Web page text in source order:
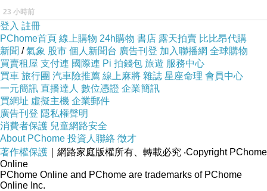
23 小時前
登入 註冊
PChome首頁 線上購物 24h購物 書店 露天拍賣 比比昂代購
新聞 /氣象 股市 個人新聞台 廣告刊登 加入聯播網 全球購物
買賣租屋 支付連 國際連 Pi 拍錢包 旅遊 服務中心
買車 旅行團 汽車險推薦 線上麻將 雜誌 星座命理 會員中心
一元簡訊 直播達人 數位憑證 企業簡訊
買網址 虛擬主機 企業郵件
廣告刊登 隱私權聲明
消費者保護 兒童網路安全
About PChome 投資人聯絡 徵才
著作權保護 ｜網路家庭版權所有、轉載必究 ‧Copyright PChome
Online
PChome Online and PChome are trademarks of PChome
Online Inc.